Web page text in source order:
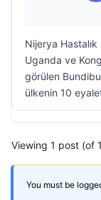
Nijerya
Uganda ve
görülen
ülkenin 10
Viewing 1 post (of
You must be